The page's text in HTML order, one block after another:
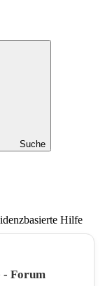
Suche
Hilfe
- Forum